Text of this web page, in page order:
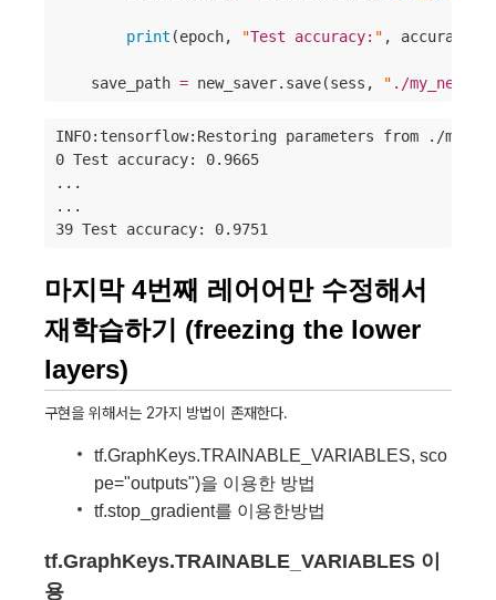
print (epoch, "Test accuracy: " ,
    save_path
= new_saver.save(sess, " ./
INFO:tensorflow:Restoring parameters from ./
0 Test accuracy: 0.9665
...
...
39 Test accuracy: 0.9751
마지막 4번째 레어어만 수정해서
재학습하기 (freezing the lower
layers)
구현을 위해서는 2가지 방법이 존재한다.
tf.GraphKeys.TRAINABLE_VARIABLES, sco
pe="outputs")을 이용한 방법
tf.stop_gradient를 이용한방법
tf.GraphKeys.TRAINABLE_VARIABLES 이
용